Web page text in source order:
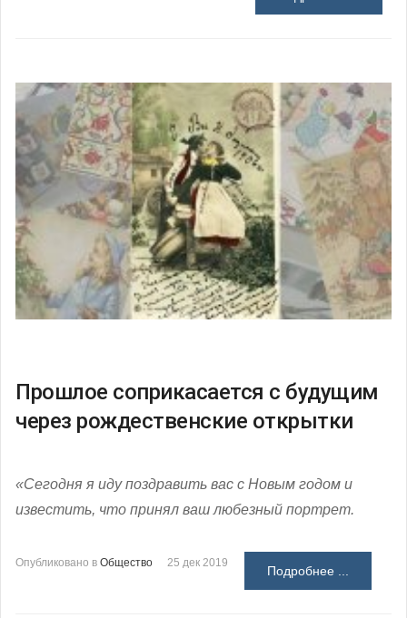
Прошлое соприкасается с будущим
через рождественские открытки
«Сегодня я иду поздравить вас с Новым годом и
известить, что принял ваш любезный портрет.
Опубликовано в Общество 25 дек 2019
Подробнее ...